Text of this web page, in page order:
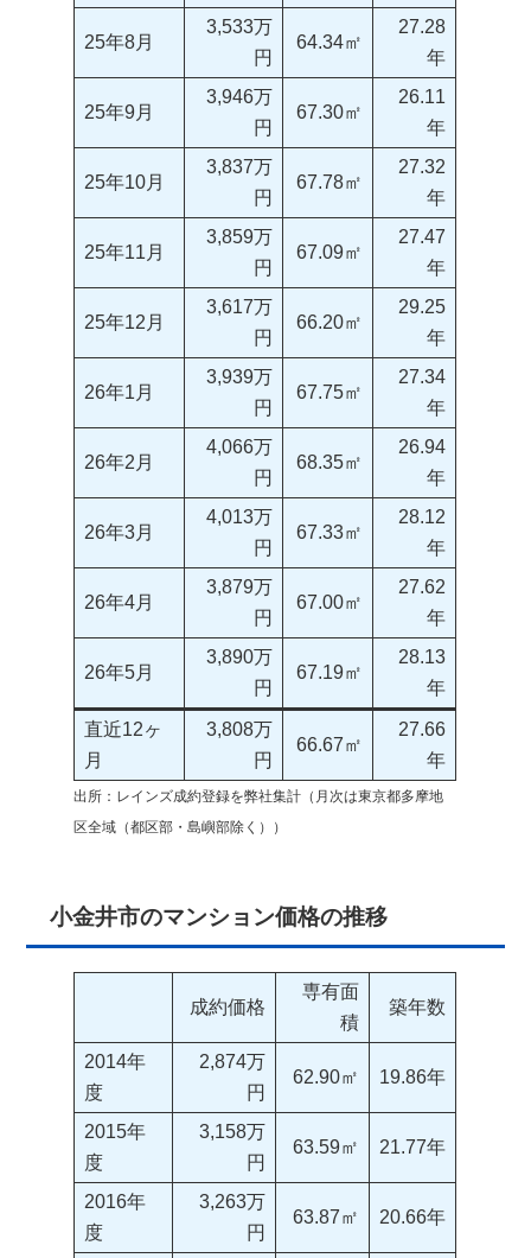
25年8月
3,533万
円
64.34㎡
27.28
年
25年9月
3,946万
円
67.30㎡
26.11
年
25年10月
3,837万
円
67.78㎡
27.32
年
25年11月
3,859万
円
67.09㎡
27.47
年
25年12月
3,617万
円
66.20㎡
29.25
年
26年1月
3,939万
円
67.75㎡
27.34
年
26年2月
4,066万
円
68.35㎡
26.94
年
26年3月
4,013万
円
67.33㎡
28.12
年
26年4月
3,879万
円
67.00㎡
27.62
年
26年5月
3,890万
円
67.19㎡
28.13
年
直近12ヶ
月
3,808万
円
66.67㎡
27.66
年
出所：レインズ成約登録を弊社集計（月次は東京都多摩地
区全域（都区部・島嶼部除く））
小金井市のマンション価格の推移
成約価格
専有面
積
築年数
2014年
度
2,874万
円
62.90㎡ 19.86年
2015年
度
3,158万
円
63.59㎡ 21.77年
2016年
度
3,263万
円
63.87㎡ 20.66年